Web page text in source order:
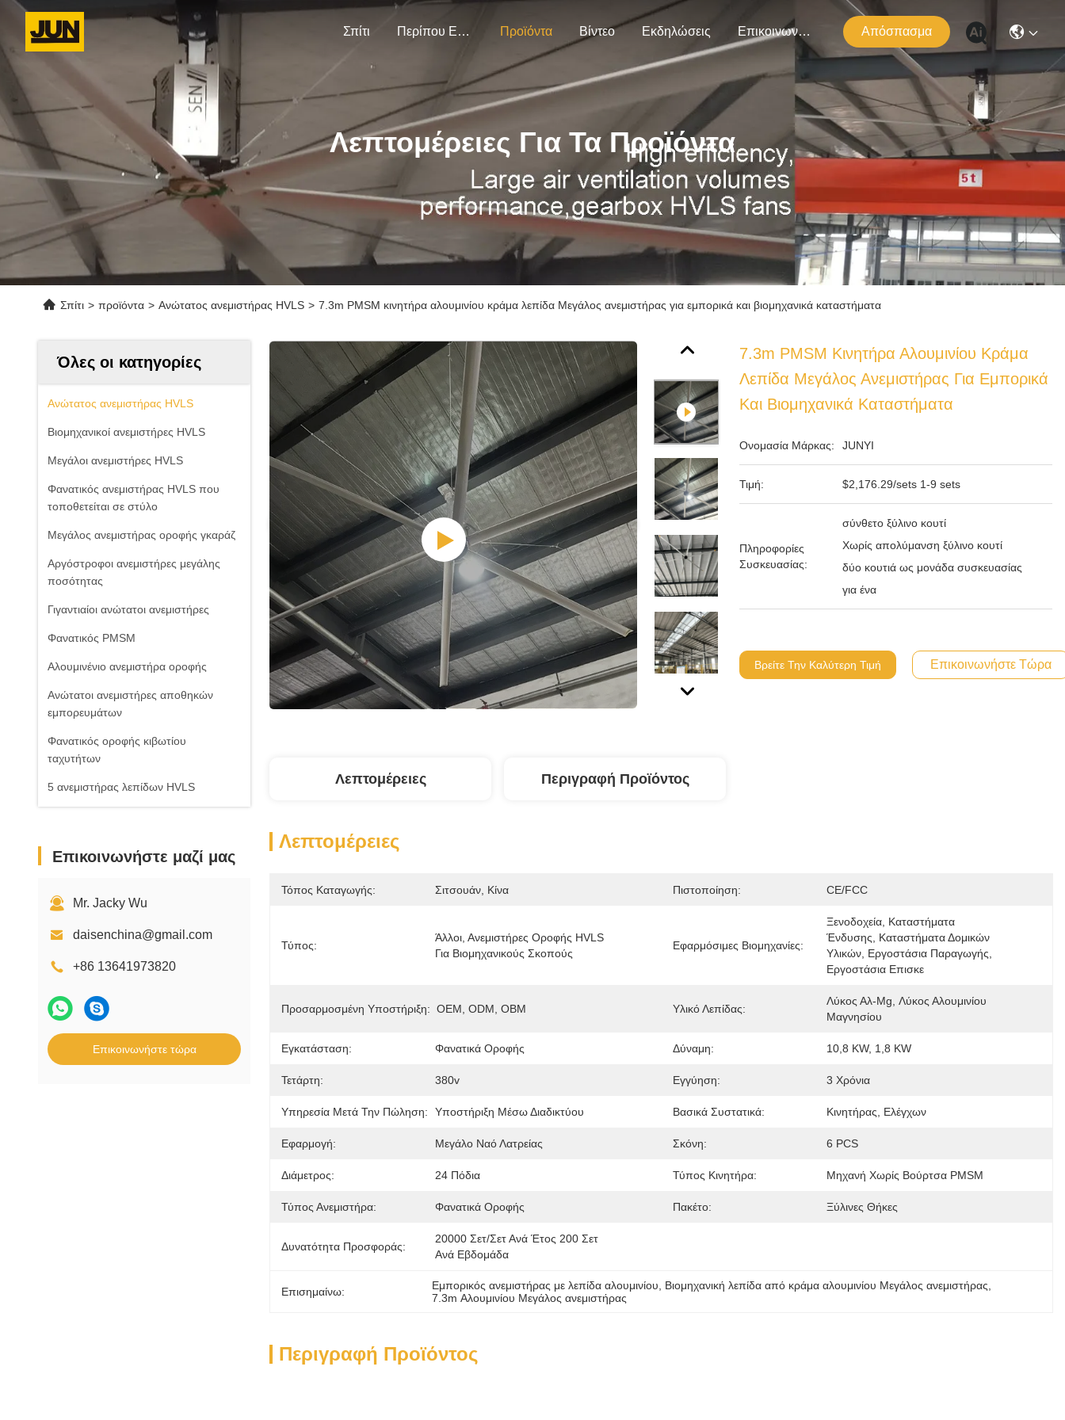
Σπίτι Περίπου Εμείς Προϊόντα Βίντεο Εκδηλώσεις Επικοινωνήστε Μαζί Μας Απόσπασμα
Λεπτομέρειες Για Τα Προϊόντα
Σπίτι > προϊόντα > Ανώτατος ανεμιστήρας HVLS > 7.3m PMSM κινητήρα αλουμινίου κράμα λεπίδα Μεγάλος ανεμιστήρας για εμπορικά και βιομηχανικά καταστήματα
Όλες οι κατηγορίες
Ανώτατος ανεμιστήρας HVLS
Βιομηχανικοί ανεμιστήρες HVLS
Μεγάλοι ανεμιστήρες HVLS
Φανατικός ανεμιστήρας HVLS που
τοποθετείται σε στύλο
Μεγάλος ανεμιστήρας οροφής γκαράζ
Αργόστροφοι ανεμιστήρες μεγάλης
ποσότητας
Γιγαντιαίοι ανώτατοι ανεμιστήρες
Φανατικός PMSM
Αλουμινένιο ανεμιστήρα οροφής
Ανώτατοι ανεμιστήρες αποθηκών
εμπορευμάτων
Φανατικός οροφής κιβωτίου
ταχυτήτων
5 ανεμιστήρας λεπίδων HVLS
Επικοινωνήστε μαζί μας
Mr. Jacky Wu
daisenchina@gmail.com
+86 13641973820
Επικοινωνήστε τώρα
7.3m PMSM Κινητήρα Αλουμινίου Κράμα
Λεπίδα Μεγάλος Ανεμιστήρας Για Εμπορικά
Και Βιομηχανικά Καταστήματα
Ονομασία Μάρκας: JUNYI
Τιμή: $2,176.29/sets 1-9 sets
Πληροφορίες
Συσκευασίας:
σύνθετο ξύλινο κουτί
Χωρίς απολύμανση ξύλινο κουτί
δύο κουτιά ως μονάδα συσκευασίας
για ένα
Βρείτε Την Καλύτερη Τιμή Επικοινωνήστε Τώρα
Λεπτομέρειες Περιγραφή Προϊόντος
Λεπτομέρειες
Τόπος Καταγωγής: Σιτσουάν, Κίνα Πιστοποίηση: CE/FCC
Τύπος:
Άλλοι, Ανεμιστήρες Οροφής HVLS
Για Βιομηχανικούς Σκοπούς
Εφαρμόσιμες Βιομηχανίες:
Ξενοδοχεία, Καταστήματα
Ένδυσης, Καταστήματα Δομικών
Υλικών, Εργοστάσια Παραγωγής,
Εργοστάσια Επισκε
Προσαρμοσμένη Υποστήριξη: OEM, ODM, OBM Υλικό Λεπίδας:
Λύκος Αλ-Μg, Λύκος Αλουμινίου
Μαγνησίου
Εγκατάσταση: Φανατικά Οροφής Δύναμη: 10,8 KW, 1,8 KW
Τετάρτη: 380v Εγγύηση: 3 Χρόνια
Υπηρεσία Μετά Την Πώληση: Υποστήριξη Μέσω Διαδικτύου Βασικά Συστατικά: Κινητήρας, Ελέγχων
Εφαρμογή: Μεγάλο Ναό Λατρείας Σκόνη: 6 PCS
Διάμετρος: 24 Πόδια Τύπος Κινητήρα: Μηχανή Χωρίς Βούρτσα PMSM
Τύπος Ανεμιστήρα: Φανατικά Οροφής Πακέτο: Ξύλινες Θήκες
Δυνατότητα Προσφοράς:
20000 Σετ/σετ Ανά Έτος 200 Σετ
Ανά Εβδομάδα
Επισημαίνω: Εμπορικός ανεμιστήρας με λεπίδα αλουμινίου Βιομηχανική λεπίδα από κράμα αλουμινίου Μεγάλος ανεμιστήρας
7.3m Αλουμινίου Μεγάλος ανεμιστήρας
Περιγραφή Προϊόντος